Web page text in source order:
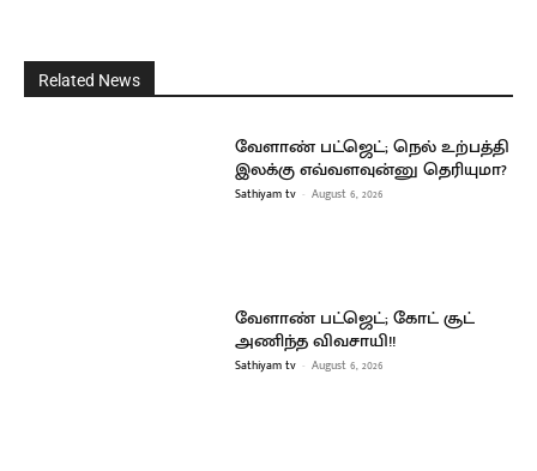
Related News
வேளாண் பட்ஜெட்; நெல் உற்பத்தி
இலக்கு எவ்வளவுன்னு தெரியுமா?
Sathiyam tv - August 6, 2026
வேளாண் பட்ஜெட்; கோட் சூட்
அணிந்த விவசாயி!!
Sathiyam tv - August 6, 2026